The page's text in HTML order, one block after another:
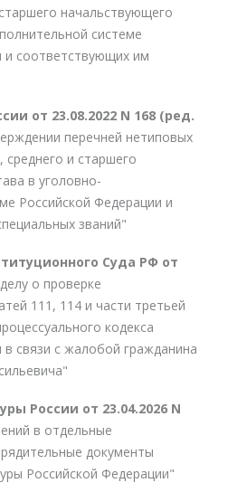
начальствующего
системе
и соответствующих им
от 23.08.2022 N 168 (ред.
перечней нетиповых
и старшего
в уголовно-
Российской Федерации и
званий"
Суда РФ от
о проверке
111, 114 и части третьей
кодекса
в связи с жалобой гражданина
России от 23.04.2026 N
в отдельные
документы
Российской Федерации"